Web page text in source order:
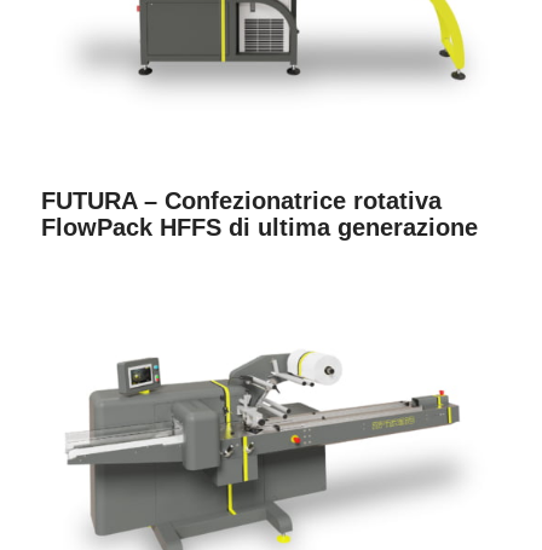
FUTURA – Confezionatrice rotativa
FlowPack HFFS di ultima generazione